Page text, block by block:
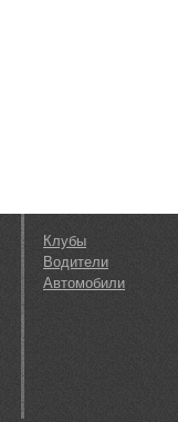
Клубы
Водители
Автомобили